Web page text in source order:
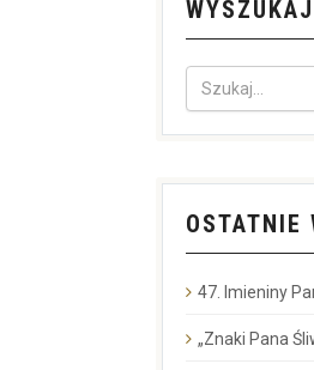
WYSZUKAJ
OSTATNIE
47. Imieniny
„Znaki Pana